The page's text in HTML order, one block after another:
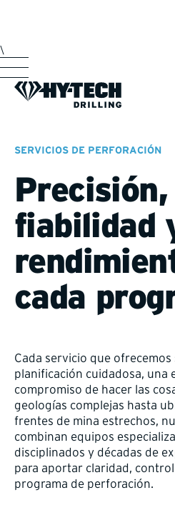
\
SERVICIOS DE PERFORACIÓN
Precisión,
fiabilidad
cada
Cada servicio que ofrecemos
planificación cuidadosa, una
compromiso de hacer las
geologías complejas hasta
frentes de mina estrechos,
combinan equipos
disciplinados y décadas de
para aportar claridad,
programa de perforación.